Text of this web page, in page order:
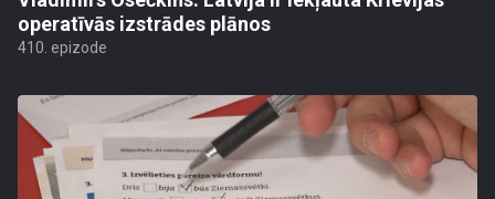
operatīvās izstrādes plānos
410. epizode